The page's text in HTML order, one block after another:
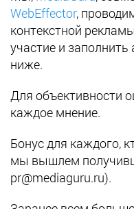
WebEffector,
контекстной
участие и
ниже.
Для объективности
каждое мнение.
Бонус для каждого,
мы вышлем
pr@mediaguru.ru).